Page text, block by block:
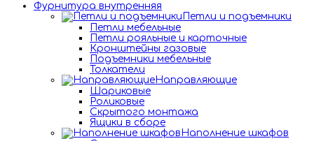
Фурнитура внутренняя
Петли и подъемники
Петли мебельные
Петли рояльные и карточные
Кронштейны газовые
Подъемники мебельные
Толкатели
Направляющие
Шариковые
Роликовые
Скрытого монтажа
Ящики в сборе
Наполнение шкафов